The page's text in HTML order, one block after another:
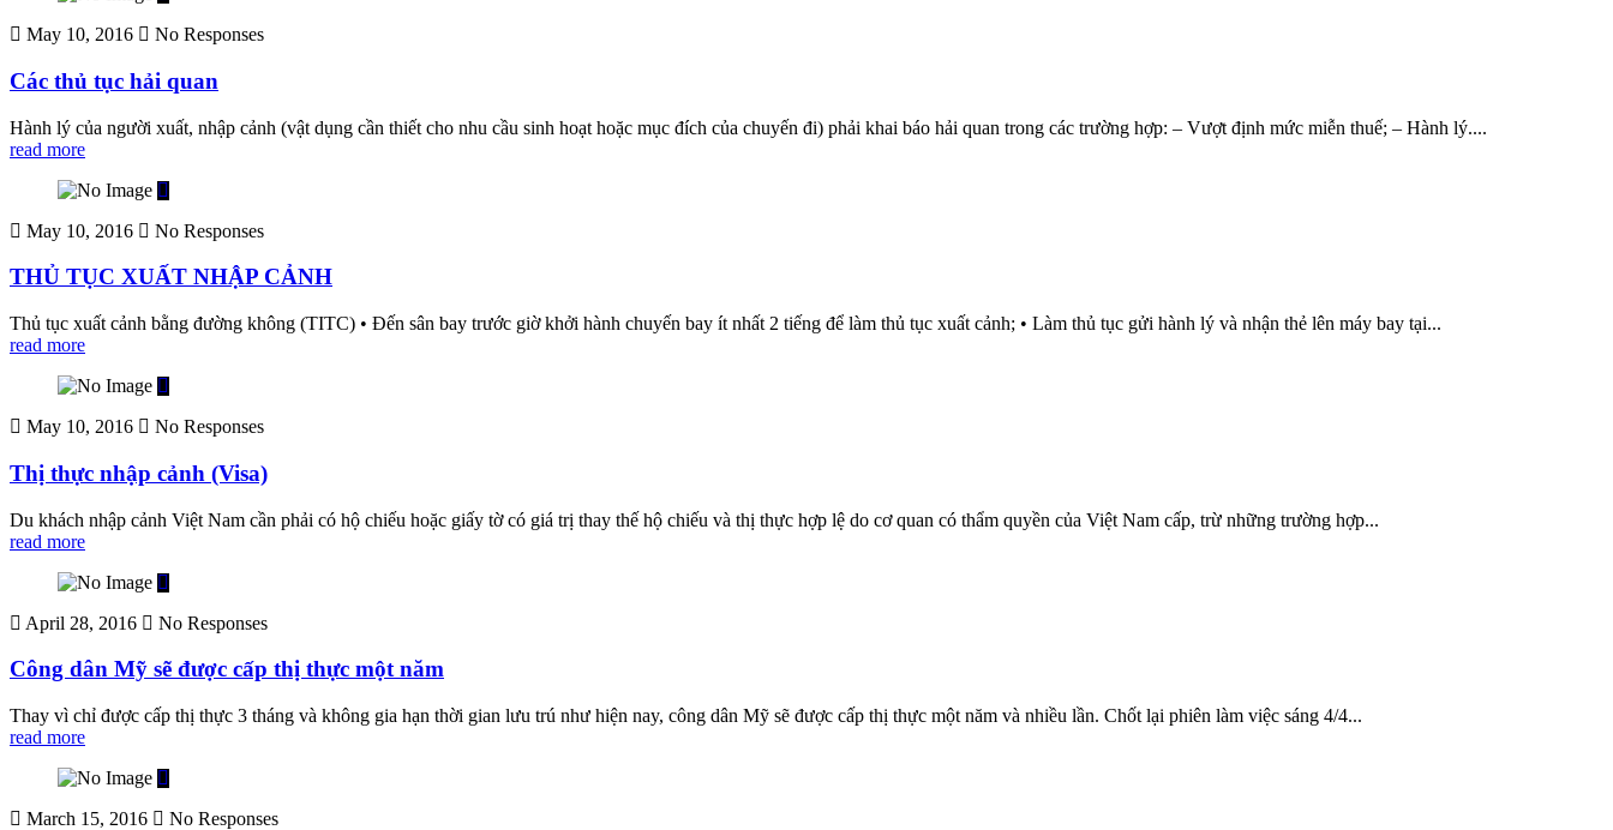
May 10, 2016 No Responses
Các thủ tục hải quan
Hành lý của người xuất, nhập cảnh (vật dụng cần thiết cho nhu cầu sinh hoạt hoặc mục đích của chuyến đi) phải khai báo hải quan trong các trường hợp: – Vượt định mức miễn thuế; – Hành lý....
read more
May 10, 2016 No Responses
THỦ TỤC XUẤT NHẬP CẢNH
Thủ tục xuất cảnh bằng đường không (TITC) • Đến sân bay trước giờ khởi hành chuyến bay ít nhất 2 tiếng để làm thủ tục xuất cảnh; • Làm thủ tục gửi hành lý và nhận thẻ lên máy bay tại...
read more
May 10, 2016 No Responses
Thị thực nhập cảnh (Visa)
Du khách nhập cảnh Việt Nam cần phải có hộ chiếu hoặc giấy tờ có giá trị thay thế hộ chiếu và thị thực hợp lệ do cơ quan có thẩm quyền của Việt Nam cấp, trừ những trường hợp...
read more
April 28, 2016 No Responses
Công dân Mỹ sẽ được cấp thị thực một năm
Thay vì chỉ được cấp thị thực 3 tháng và không gia hạn thời gian lưu trú như hiện nay, công dân Mỹ sẽ được cấp thị thực một năm và nhiều lần. Chốt lại phiên làm việc sáng 4/4...
read more
March 15, 2016 No Responses